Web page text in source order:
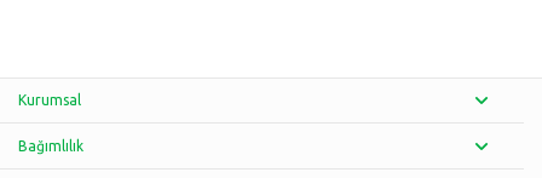
Kurumsal
Bağımlılık